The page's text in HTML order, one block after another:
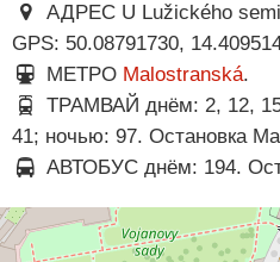
АДРЕС U Lužického
GPS: 50.08791730,
МЕТРО Malostranská.
ТРАМВАЙ днём: 2, 12,
41; ночью: 97. Остановка
АВТОБУС днём: 194.